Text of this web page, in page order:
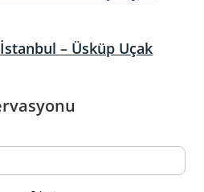
– Üsküp Uçak